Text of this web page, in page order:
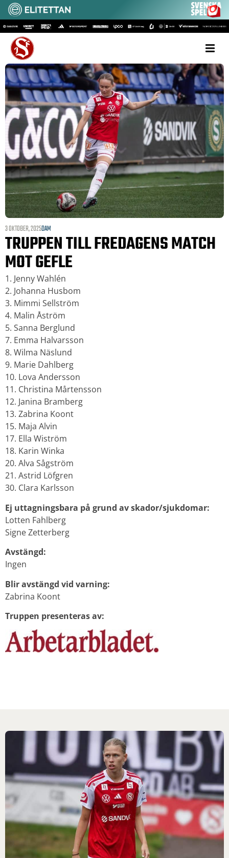
3 OKTOBER, 2025DAM
TRUPPEN TILL FREDAGENS MATCH
MOT GEFLE
1. Jenny Wahlén
2. Johanna Husbom
3. Mimmi Sellström
4. Malin Åström
5. Sanna Berglund
7. Emma Halvarsson
8. Wilma Näslund
9. Marie Dahlberg
10. Lova Andersson
11. Christina Mårtensson
12. Janina Bramberg
13. Zabrina Koont
15. Maja Alvin
17. Ella Wiström
18. Karin Winka
20. Alva Sågström
21. Astrid Löfgren
30. Clara Karlsson
Ej uttagningsbara på grund av skador/sjukdomar:
Lotten Fahlberg
Signe Zetterberg
Avstängd:
Ingen
Blir avstängd vid varning:
Zabrina Koont
Truppen presenteras av: